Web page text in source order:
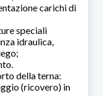
carichi di
speciali
idraulica,
della terna:
(ricovero) in